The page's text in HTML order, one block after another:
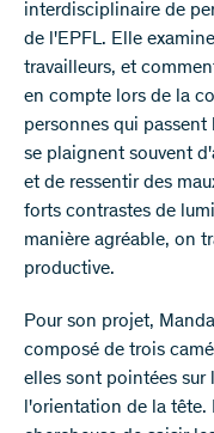
interdisciplinaire de
de l'EPFL. Elle
travailleurs, et
en compte lors de la
personnes qui passent
se plaignent souvent
et de ressentir des
forts contrastes de
manière agréable, on
productive.
Pour son projet,
composé de trois
elles sont pointées sur
l'orientation de la tête.